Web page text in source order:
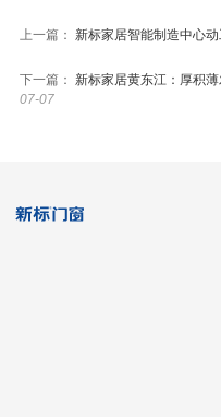
上一篇： 新标家居智能制造中心
下一篇： 新标家居黄东江：厚积
07-07